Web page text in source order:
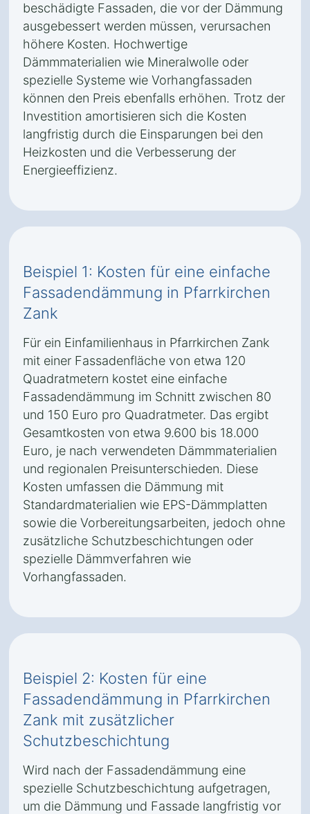
beschädigte Fassaden, die vor der Dämmung
ausgebessert werden müssen, verursachen
höhere Kosten. Hochwertige
Dämmmaterialien wie Mineralwolle oder
spezielle Systeme wie Vorhangfassaden
können den Preis ebenfalls erhöhen. Trotz der
Investition amortisieren sich die Kosten
langfristig durch die Einsparungen bei den
Heizkosten und die Verbesserung der
Energieeffizienz.
Beispiel 1: Kosten für eine einfache
Fassadendämmung in Pfarrkirchen
Zank
Für ein Einfamilienhaus in Pfarrkirchen Zank
mit einer Fassadenfläche von etwa 120
Quadratmetern kostet eine einfache
Fassadendämmung im Schnitt zwischen 80
und 150 Euro pro Quadratmeter. Das ergibt
Gesamtkosten von etwa 9.600 bis 18.000
Euro, je nach verwendeten Dämmmaterialien
und regionalen Preisunterschieden. Diese
Kosten umfassen die Dämmung mit
Standardmaterialien wie EPS-Dämmplatten
sowie die Vorbereitungsarbeiten, jedoch ohne
zusätzliche Schutzbeschichtungen oder
spezielle Dämmverfahren wie
Vorhangfassaden.
Beispiel 2: Kosten für eine
Fassadendämmung in Pfarrkirchen
Zank mit zusätzlicher
Schutzbeschichtung
Wird nach der Fassadendämmung eine
spezielle Schutzbeschichtung aufgetragen,
um die Dämmung und Fassade langfristig vor